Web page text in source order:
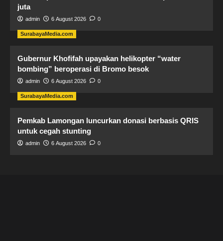
juta
admin 6 August 2026 0
SurabayaMedia.com
Gubernur Khofifah upayakan helikopter “water
bombing” beroperasi di Bromo besok
admin 6 August 2026 0
SurabayaMedia.com
Pemkab Lamongan luncurkan donasi berbasis QRIS
untuk cegah stunting
admin 6 August 2026 0